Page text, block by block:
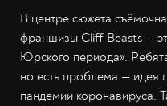
В центре сюжета
франшизы Cliff Beasts —
Юрского периода».
но есть проблема — идея
пандемии коронавируса.